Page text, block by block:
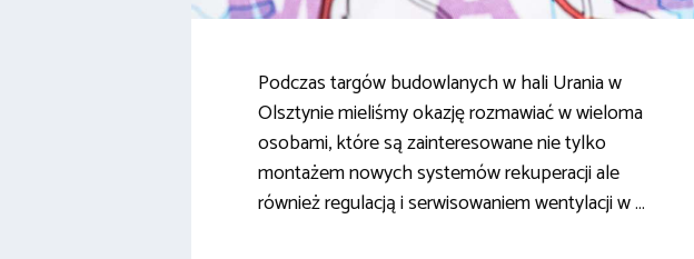
Podczas targów budowlanych w hali Urania w
Olsztynie mieliśmy okazję rozmawiać w wieloma
osobami, które są zainteresowane nie tylko
montażem nowych systemów rekuperacji ale
również regulacją i serwisowaniem wentylacji w …